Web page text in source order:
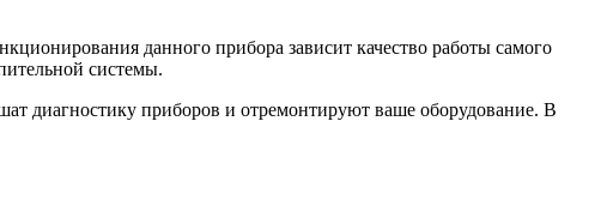
данного прибора зависит качество работы самого
системы.
диагностику приборов и отремонтируют ваше оборудование. В